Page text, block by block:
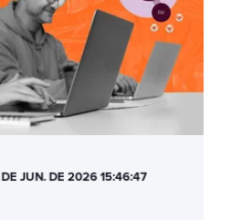
JUN. DE 2026 15:46:47